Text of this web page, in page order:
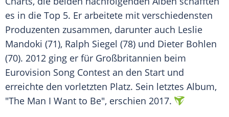
es in die Top 5. Er arbeitete mit verschiedensten
Produzenten zusammen, darunter auch Leslie
Mandoki (71), Ralph Siegel (78) und Dieter Bohlen
(70). 2012 ging er für Großbritannien beim
Eurovision Song Contest an den Start und
erreichte den vorletzten Platz. Sein letztes Album,
"The Man I Want to Be", erschien 2017.